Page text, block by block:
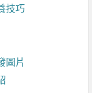
技巧
圖片